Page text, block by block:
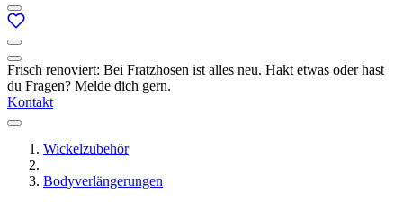
Frisch renoviert: Bei Fratzhosen ist alles neu. Hakt etwas oder hast
du Fragen? Melde dich gern.
Kontakt
Wickelzubehör
Bodyverlängerungen